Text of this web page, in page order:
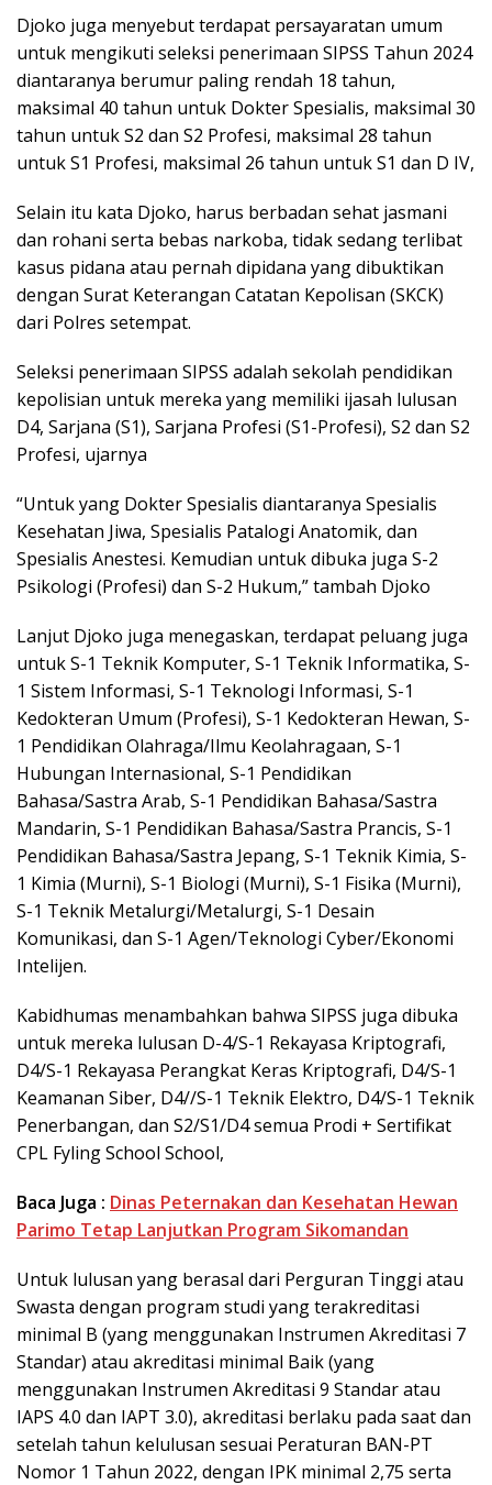
Djoko juga menyebut terdapat persayaratan umum
untuk mengikuti seleksi penerimaan SIPSS Tahun 2024
diantaranya berumur paling rendah 18 tahun,
maksimal 40 tahun untuk Dokter Spesialis, maksimal 30
tahun untuk S2 dan S2 Profesi, maksimal 28 tahun
untuk S1 Profesi, maksimal 26 tahun untuk S1 dan D IV,
Selain itu kata Djoko, harus berbadan sehat jasmani
dan rohani serta bebas narkoba, tidak sedang terlibat
kasus pidana atau pernah dipidana yang dibuktikan
dengan Surat Keterangan Catatan Kepolisan (SKCK)
dari Polres setempat.
Seleksi penerimaan SIPSS adalah sekolah pendidikan
kepolisian untuk mereka yang memiliki ijasah lulusan
D4, Sarjana (S1), Sarjana Profesi (S1-Profesi), S2 dan S2
Profesi, ujarnya
“Untuk yang Dokter Spesialis diantaranya Spesialis
Kesehatan Jiwa, Spesialis Patalogi Anatomik, dan
Spesialis Anestesi. Kemudian untuk dibuka juga S-2
Psikologi (Profesi) dan S-2 Hukum,” tambah Djoko
Lanjut Djoko juga menegaskan, terdapat peluang juga
untuk S-1 Teknik Komputer, S-1 Teknik Informatika, S-
1 Sistem Informasi, S-1 Teknologi Informasi, S-1
Kedokteran Umum (Profesi), S-1 Kedokteran Hewan, S-
1 Pendidikan Olahraga/Ilmu Keolahragaan, S-1
Hubungan Internasional, S-1 Pendidikan
Bahasa/Sastra Arab, S-1 Pendidikan Bahasa/Sastra
Mandarin, S-1 Pendidikan Bahasa/Sastra Prancis, S-1
Pendidikan Bahasa/Sastra Jepang, S-1 Teknik Kimia, S-
1 Kimia (Murni), S-1 Biologi (Murni), S-1 Fisika (Murni),
S-1 Teknik Metalurgi/Metalurgi, S-1 Desain
Komunikasi, dan S-1 Agen/Teknologi Cyber/Ekonomi
Intelijen.
Kabidhumas menambahkan bahwa SIPSS juga dibuka
untuk mereka lulusan D-4/S-1 Rekayasa Kriptografi,
D4/S-1 Rekayasa Perangkat Keras Kriptografi, D4/S-1
Keamanan Siber, D4//S-1 Teknik Elektro, D4/S-1 Teknik
Penerbangan, dan S2/S1/D4 semua Prodi + Sertifikat
CPL Fyling School School,
Baca Juga : Dinas Peternakan dan Kesehatan Hewan
Parimo Tetap Lanjutkan Program Sikomandan
Untuk lulusan yang berasal dari Perguran Tinggi atau
Swasta dengan program studi yang terakreditasi
minimal B (yang menggunakan Instrumen Akreditasi 7
Standar) atau akreditasi minimal Baik (yang
menggunakan Instrumen Akreditasi 9 Standar atau
IAPS 4.0 dan IAPT 3.0), akreditasi berlaku pada saat dan
setelah tahun kelulusan sesuai Peraturan BAN-PT
Nomor 1 Tahun 2022, dengan IPK minimal 2,75 serta